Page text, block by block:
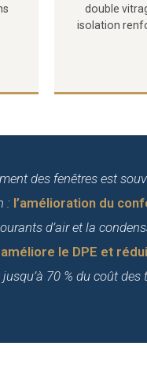
double
isolation
des fenêtres est
: l’amélioration du
d’air et la
le DPE et
70 % du coût des